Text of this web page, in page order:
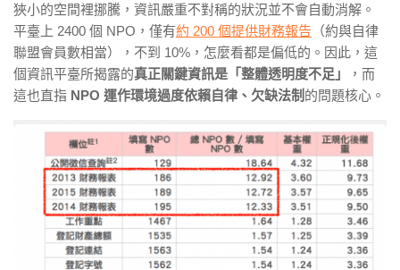
狹小的空間裡挪騰，資訊嚴重不對稱的狀況並不會自動消解。
平臺上 2400 個 NPO，僅有約 200 個提供財務報告 （約與自律
聯盟會員數相當），不到 10%，怎麼看都是偏低的。因此，這
個資訊平臺所揭露的真正關鍵資訊是「整體透明度不足」
，而
這也直指 NPO 運作環境過度依賴自律、欠缺法制 的問題核心。